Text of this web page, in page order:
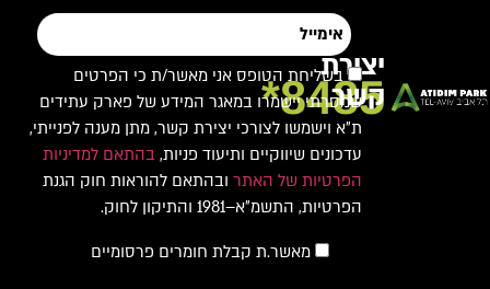
8485*
יצירת
קשר
בשליחת הטופס אני מאשר/ת כי הפרטים
שמסרתי יישמרו במאגר המידע של פארק עתידים
ת"א וישמשו לצורכי יצירת קשר, מתן מענה לפנייתי,
עדכונים שיווקיים ותיעוד פניות, בהתאם למדיניות
הפרטיות של האתרובהתאם להוראות חוק הגנת
הפרטיות, התשמ"א–1981 והתיקון לחוק.
מאשר.ת קבלת חומרים פרסומיים